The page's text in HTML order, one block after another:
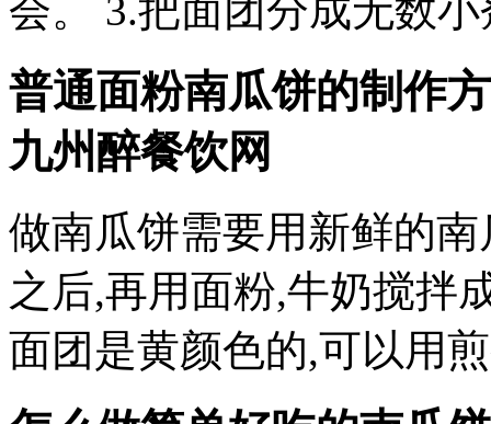
会。 3.把面团分成无数
普通面粉南瓜饼的制作
九州醉餐饮网
做南瓜饼需要用新鲜的
之后,再用面粉,牛奶搅拌
面团是黄颜色的,可以用